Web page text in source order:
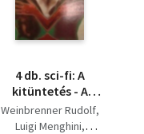
4 db. sci-fi: A
kitüntetés - A
felhőbirodalom -
Távoli tűz - Az ufó-
Weinbrenner Rudolf
Luigi Menghini